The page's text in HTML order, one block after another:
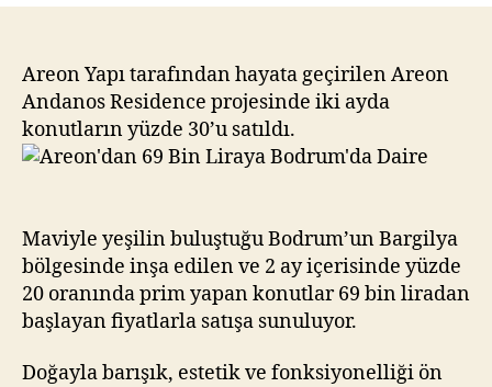
Bodrum’da
Daire
Areon Yapı tarafından hayata geçirilen Areon
Andanos Residence projesinde iki ayda
konutların yüzde 30’u satıldı.
Maviyle yeşilin buluştuğu Bodrum’un Bargilya
bölgesinde inşa edilen ve 2 ay içerisinde yüzde
20 oranında prim yapan konutlar 69 bin liradan
başlayan fiyatlarla satışa sunuluyor.
Doğayla barışık, estetik ve fonksiyonelliği ön